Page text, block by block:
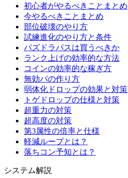
初心者がやるべきことまとめ
今やるべきことまとめ
部位破壊のやり方
試練進化のやり方と条件
パズドラパスは買うべきか
ランク上げの効率的な方法
コインの効率的な稼ぎ方
無効パの作り方
弱体化ドロップの効果と対策
トゲドロップの仕様と対策
超重力の対策
超高度の対策
第3属性の倍率と仕様
軽減ループとは？
落ちコン予知とは？
システム解説